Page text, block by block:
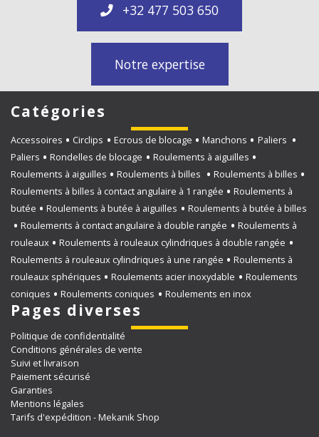
+32 477 503 650
Notre expertise
Catégories
Accessoires Circlips Ecrous de blocage Manchons
Paliers
Paliers
Rondelles de blocage
Roulements à aiguilles
Roulements à aiguilles
Roulements à billes
Roulements à billes
Roulements à billes à contact angulaire à 1 rangée
Roulements à
butée
Roulements à butée à aiguilles
Roulements à butée à billes
Roulements à contact angulaire à double rangée
Roulements à
rouleaux
Roulements à rouleaux cylindriques à double rangée
Roulements à rouleaux cylindriques à une rangée
Roulements à
rouleaux sphériques
Roulements acier inoxydable
Roulements
coniques
Roulements coniques Roulements en inox
Pages diverses
Politique de confidentialité
Conditions générales de vente
Suivi et livraison
Paiement sécurisé
Garanties
Mentions légales
Tarifs d'expédition - Mekanik Shop